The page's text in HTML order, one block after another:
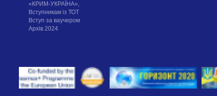
«КРИМ-УКРАЇНА»,
Вступникам із ТОТ
Вступ за ваучером
Архів 2024